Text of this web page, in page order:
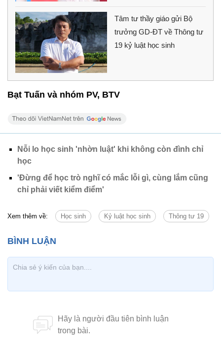
Tâm tư thầy giáo gửi Bộ
trưởng GD-ĐT về Thông tư
19 kỷ luật học sinh
Bạt Tuấn và nhóm PV, BTV
Nỗi lo học sinh 'nhờn luật' khi không còn đình chỉ
học
'Đừng để học trò nghĩ có mắc lỗi gì, cùng lắm cũng
chỉ phải viết kiểm điểm'
Xem thêm về: Học sinh Kỷ luật học sinh Thông tư 19